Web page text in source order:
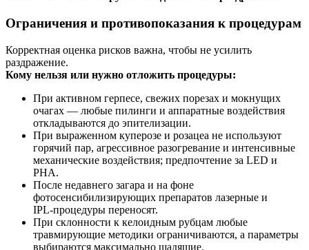
Ограничения и противопоказания к процедурам
Корректная оценка рисков важна, чтобы не усилить
раздражение.
Кому нельзя или нужно отложить процедуры:
При активном герпесе, свежих порезах и мокнущих
очагах — любые пилинги и аппаратные воздействия
откладываются до эпителизации.
При выраженном куперозе и розацеа не используют
горячий пар, агрессивное разогревание и интенсивные
механические воздействия; предпочтение за LED и
PHA.
После недавнего загара и на фоне
фотосенсибилизирующих препаратов лазерные и
IPL‑процедуры переносят.
При склонности к келоидным рубцам любые
травмирующие методики ограничиваются, а параметры
выбираются максимально щадящие.